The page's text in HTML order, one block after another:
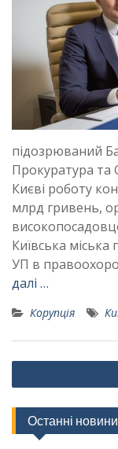
підозрюваний
Прокуратура та
Києві роботу
млрд гривень,
Київська
УП в
далі …
Корупція
Навігація
за
записами
Останні новини